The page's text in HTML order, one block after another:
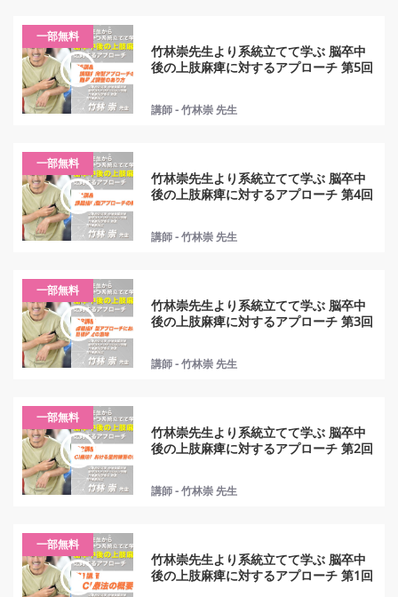
一部無料
竹林崇先生より系統立てて学ぶ 脳卒中
後の上肢麻痺に対するアプローチ 第5回
講師 - 竹林崇 先生
一部無料
竹林崇先生より系統立てて学ぶ 脳卒中
後の上肢麻痺に対するアプローチ 第4回
講師 - 竹林崇 先生
一部無料
竹林崇先生より系統立てて学ぶ 脳卒中
後の上肢麻痺に対するアプローチ 第3回
講師 - 竹林崇 先生
一部無料
竹林崇先生より系統立てて学ぶ 脳卒中
後の上肢麻痺に対するアプローチ 第2回
講師 - 竹林崇 先生
一部無料
竹林崇先生より系統立てて学ぶ 脳卒中
後の上肢麻痺に対するアプローチ 第1回